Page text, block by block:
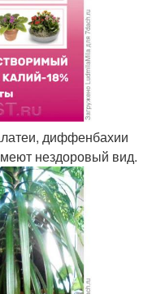
диффенбахии
нездоровый вид.